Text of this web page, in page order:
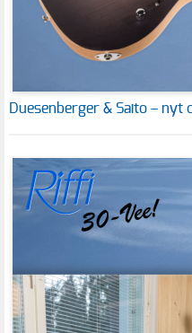
Duesenberger & Saito – nyt